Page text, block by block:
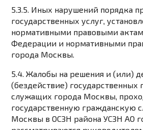
5.3.5. Иных нарушений порядка
государственных услуг,
нормативными правовыми
Федерации и нормативными
города Москвы.
5.4. Жалобы на решения и (или)
(бездействие) государственных
служащих города Москвы,
государственную гражданскую
Москвы в ОСЗН района УСЗН АО